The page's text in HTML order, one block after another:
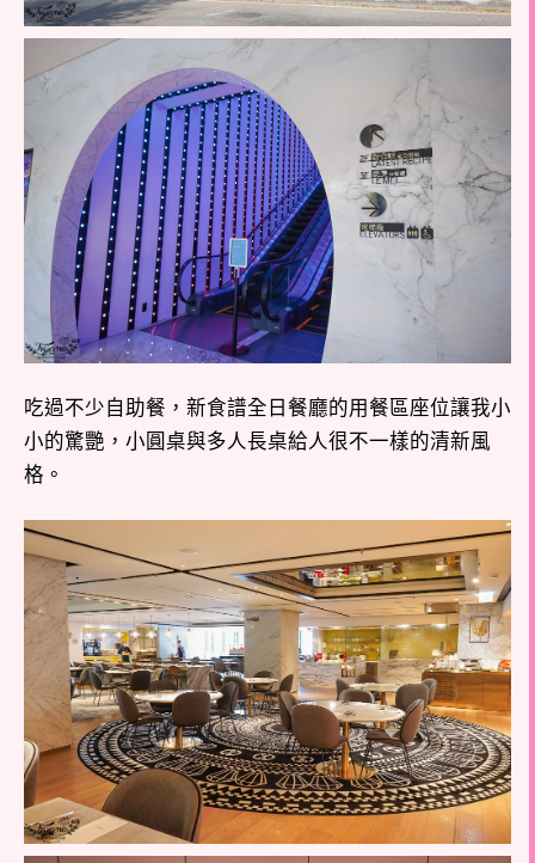
吃過不少自助餐，新食譜全日餐廳的用餐區座位讓我小
小的驚艷，小圓桌與多人長桌給人很不一樣的清新風
格。